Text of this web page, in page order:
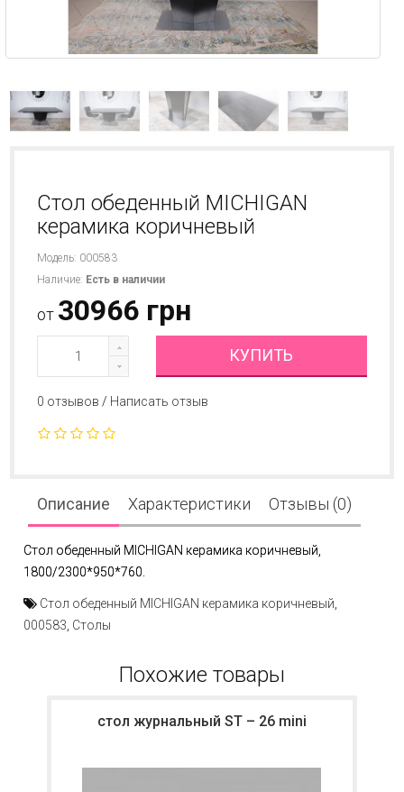
Стол обеденный MICHIGAN
керамика коричневый
Модель: 000583
Наличие: Есть в наличии
от 30966 грн
КУПИТЬ
0 отзывов / Написать отзыв
Описание Характеристики Отзывы (0)
Стол обеденный MICHIGAN керамика коричневый,
1800/2300*950*760.
Стол обеденный MICHIGAN керамика коричневый,
000583, Столы
Похожие товары
стол журнальный ST – 26 mini